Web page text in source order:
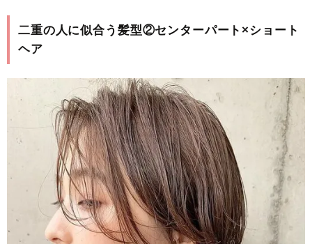
二重の人に似合う髪型②センターパート×ショート
ヘア